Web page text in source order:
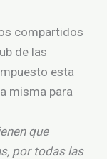
compartidos
de las
esta
misma para
que
por todas las